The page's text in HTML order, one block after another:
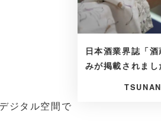
ジタル空間で
日本酒業界誌「
みが掲載されまし
TSUNAN